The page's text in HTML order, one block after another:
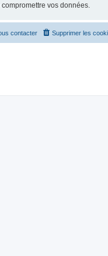
vos données.
Supprimer les
contacter